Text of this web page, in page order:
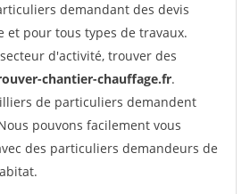
demandant des devis
et pour tous types de travaux.
d'activité, trouver des
chantier-chauffage.fr.
de particuliers demandent
pouvons facilement vous
des particuliers demandeurs de